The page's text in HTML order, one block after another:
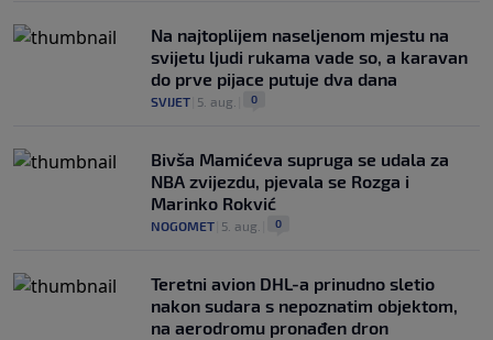
Na najtoplijem naseljenom mjestu na
svijetu ljudi rukama vade so, a karavan
do prve pijace putuje dva dana
SVIJET 5. aug. 0
Bivša Mamićeva supruga se udala za
NBA zvijezdu, pjevala se Rozga i
Marinko Rokvić
NOGOMET 5. aug. 0
Teretni avion DHL-a prinudno sletio
nakon sudara s nepoznatim objektom,
na aerodromu pronađen dron